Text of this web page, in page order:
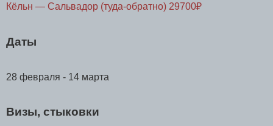
Кёльн — Сальвадор (туда-обратно) 29700₽
Даты
28 февраля - 14 марта
Визы, стыковки